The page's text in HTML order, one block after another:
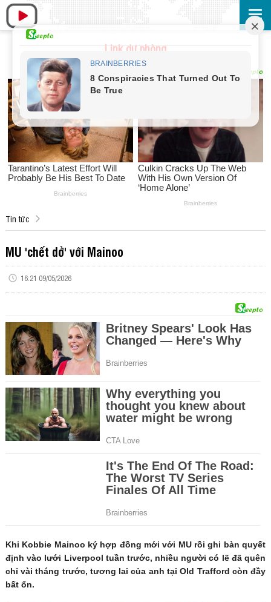
Link dự phòng
Tin tức
MU 'chết dở' với Mainoo
16:21 09/05/2026
Khi Kobbie Mainoo ký hợp đồng mới với MU rồi ghi bàn quyết
định vào lưới Liverpool tuần trước, nhiều người có lẽ đã quên
chỉ vài tháng trước, tương lai của anh tại Old Trafford còn đầy
bất ổn.